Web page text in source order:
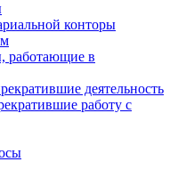
конторы
работающие в
деятельность
работу с